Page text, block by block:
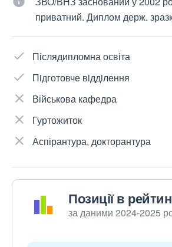
приватний. Диплом держ.
Післядипломна освіта
Пiдготовче вiддiлення
Військова кафедра
Гуртожиток
Аспірантура, докторантура
Позиції в
за даними 2024-2025